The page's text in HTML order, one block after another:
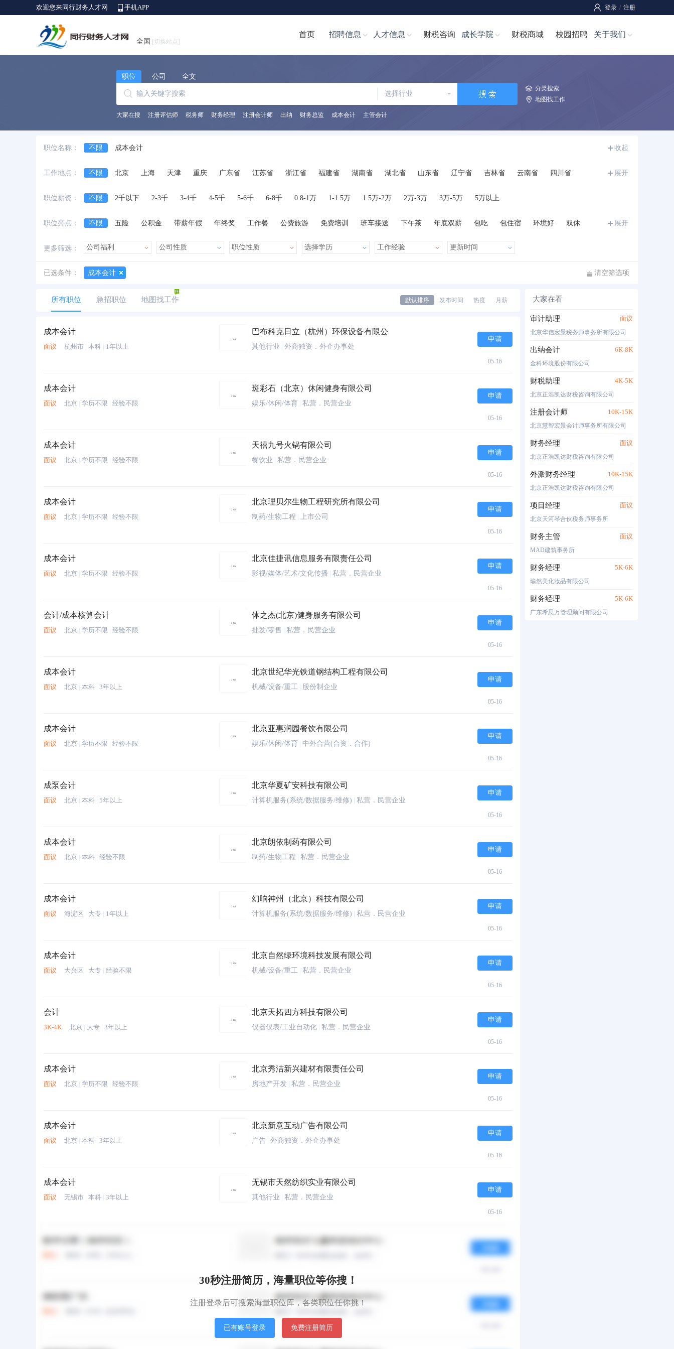
欢迎您来同行财务人才网 手机APP 登录 / 注册
全国 [切换站点]
首页 招聘信息 人才信息 财税咨询 成长学院 财税商城 校园招聘 关于我们
职位 公司 全文
选择行业
分类搜索
地图找工作
大家在搜 注册评估师 税务师 财务经理 注册会计师 出纳 财务总监 成本会计 主管会计
职位名称： 不限 成本会计 收起
工作地点： 不限 北京 上海 天津 重庆 广东省 江苏省 浙江省 福建省 湖南省 湖北省 山东省 辽宁省 吉林省 云南省
四川省
台湾省
香港
展开
职位薪资： 不限 2千以下 2-3千 3-4千 4-5千 5-6千 6-8千 0.8-1万 1-1.5万 1.5万-2万 2万-3万 3万-5万 5万以上
职位亮点： 不限 五险 公积金 带薪年假 年终奖 工作餐 公费旅游 免费培训 班车接送 下午茶 年底双薪 包吃 包住宿 环境好
双休
展开
更多筛选：
已选条件： 成本会计 清空筛选项
所有职位 急招职位 地图找工作 默认排序 发布时间 热度 月薪
成本会计
面议 杭州市 | 本科 | 1年以上
巴布科克日立（杭州）环保设备有限公
其他行业 外商独资．外企办事处
申请
05-16
成本会计
面议 北京 | 学历不限 | 经验不限
斑彩石（北京）休闲健身有限公司
娱乐/休闲/体育 私营．民营企业
申请
05-16
成本会计
面议 北京 | 学历不限 | 经验不限
天禧九号火锅有限公司
餐饮业 私营．民营企业
申请
05-16
成本会计
面议 北京 | 学历不限 | 经验不限
北京理贝尔生物工程研究所有限公司
制药/生物工程 上市公司
申请
05-16
成本会计
面议 北京 | 学历不限 | 经验不限
北京佳捷讯信息服务有限责任公司
影视/媒体/艺术/文化传播 私营．民营企业
申请
05-16
会计/成本核算会计
面议 北京 | 学历不限 | 经验不限
体之杰(北京)健身服务有限公司
批发/零售 私营．民营企业
申请
05-16
成本会计
面议 北京 | 本科 | 3年以上
北京世纪华光铁道钢结构工程有限公司
机械/设备/重工 股份制企业
申请
05-16
成本会计
面议 北京 | 学历不限 | 经验不限
北京亚惠润园餐饮有限公司
娱乐/休闲/体育 中外合营(合资．合作)
申请
05-16
成泵会计
面议 北京 | 本科 | 5年以上
北京华夏矿安科技有限公司
计算机服务(系统/数据服务/维修) 私营．民营企业
申请
05-16
成本会计
面议 北京 | 本科 | 经验不限
北京朗依制药有限公司
制药/生物工程 私营．民营企业
申请
05-16
成本会计
面议 海淀区 | 大专 | 1年以上
幻响神州（北京）科技有限公司
计算机服务(系统/数据服务/维修) 私营．民营企业
申请
05-16
成本会计
面议 大兴区 | 大专 | 经验不限
北京自然绿环境科技发展有限公司
机械/设备/重工 私营．民营企业
申请
05-16
会计
3K-4K 北京 | 大专 | 3年以上
北京天拓四方科技有限公司
仪器仪表/工业自动化 私营．民营企业
申请
05-16
成本会计
面议 北京 | 学历不限 | 经验不限
北京秀洁新兴建材有限责任公司
房地产开发 私营．民营企业
申请
05-16
成本会计
面议 北京 | 本科 | 3年以上
北京新意互动广告有限公司
广告 外商独资．外企办事处
申请
05-16
成本会计
面议 无锡市 | 本科 | 3年以上
无锡市天然纺织实业有限公司
其他行业 私营．民营企业
申请
05-16
财务副总 无锡市天然纺织实业有限公司
成本会计 派世菲克（常州）管件有限公司
30秒注册简历，海量职位等你搜！
注册登录后可搜索海量职位库，各类职位任你挑！
已有账号登录 免费注册简历
大家在看
审计助理 面议
北京华信宏景税务师事务所有限公司
出纳会计 6K-8K
金科环境股份有限公司
财税助理 4K-5K
北京正浩凯达财税咨询有限公司
注册会计师 10K-15K
北京慧智宏景会计师事务所有限公司
财务经理 面议
北京正浩凯达财税咨询有限公司
外派财务经理 10K-15K
北京正浩凯达财税咨询有限公司
项目经理 面议
北京天河琴合伙税务师事务所
财务主管 面议
MAD建筑事务所
财务经理 5K-6K
瑜然美化妆品有限公司
财务经理 5K-6K
广东希思万管理顾问有限公司